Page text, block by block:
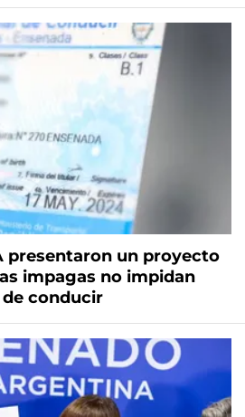
presentaron un proyecto
impagas no impidan
conducir